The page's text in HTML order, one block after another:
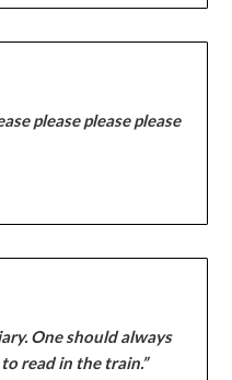
please please please
One should always
read in the train.”